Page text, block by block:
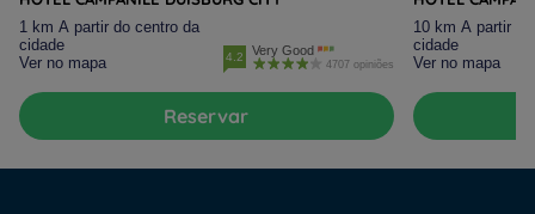
1 km A partir do centro da
cidade
Ver no mapa
4.2 Very Good
4707 opiniões
Reservar
10 km A partir
cidade
Ver no mapa
Hotéis em Portugal
Hotéis em Lisboa